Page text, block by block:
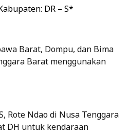
DR – S*
Barat, Dompu, dan Bima
Barat menggunakan
Rote Ndao di Nusa Tenggara
DH untuk kendaraan